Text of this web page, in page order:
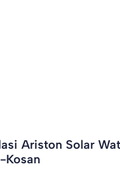
Ariston Solar
Kosan